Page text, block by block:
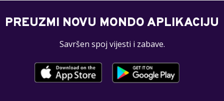
PREUZMI NOVU MONDO APLIKACIJU
Savršen spoj vijesti i zabave.